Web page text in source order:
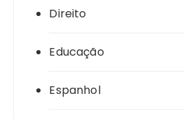
Direito
Educação
Espanhol